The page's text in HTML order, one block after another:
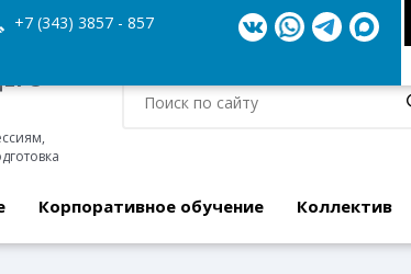
+7 (343) 3857 - 857
Корпоративное обучение Коллектив